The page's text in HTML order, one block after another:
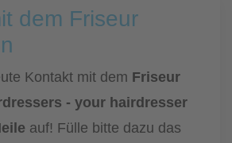
dem Friseur
Kontakt mit dem Friseur
- your hairdresser
auf! Fülle bitte dazu das